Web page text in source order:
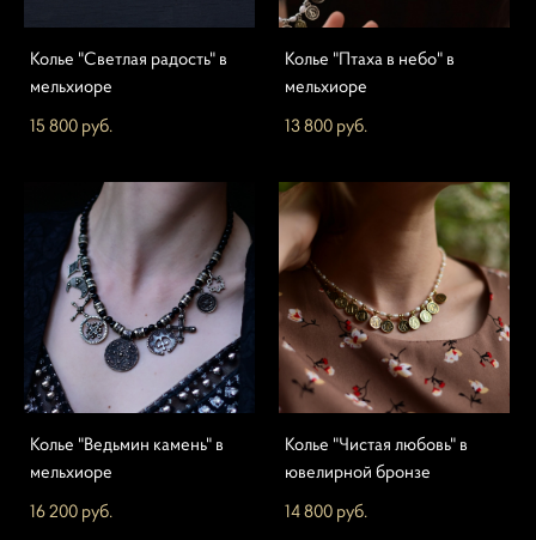
Колье "Светлая радость" в
мельхиоре
15 800 pуб.
Колье "Птаха в небо" в
мельхиоре
13 800 pуб.
Колье "Ведьмин камень" в
мельхиоре
16 200 pуб.
Колье "Чистая любовь" в
ювелирной бронзе
14 800 pуб.